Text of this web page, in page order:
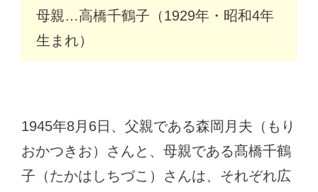
母親…高橋千鶴子（1929年・昭和4年
生まれ）
1945年8月6日、父親である森岡月夫（もり
おかつきお）さんと、母親である髙橋千鶴
子（たかはしちづこ）さんは、それぞれ広